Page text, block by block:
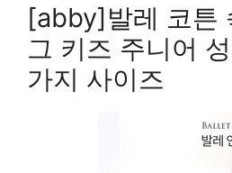
[abby]발레 코튼
그 키즈 주니어
가지 사이즈